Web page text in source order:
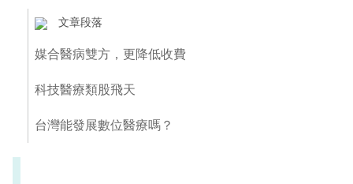
文章段落
媒合醫病雙方，更降低收費
科技醫療類股飛天
台灣能發展數位醫療嗎？